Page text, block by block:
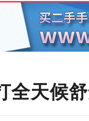
全天候